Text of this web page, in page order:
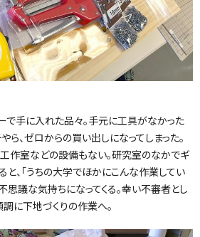
で手に入れた品々。手元に工具がなかった
ら、ゼロからの買い出しになってしまった。
作室などの設備もない。研究室のなかでギ
と、「うちの大学でほかにこんな作業してい
思議な気持ちになってくる。幸い不審者とし
に下地づくりの作業へ。